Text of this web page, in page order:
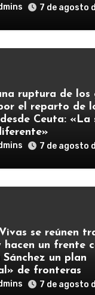
7 de agosto
ruptura de los
el reparto de
Ceuta: «La
7 de agosto
se reúnen
hacen un frente
un plan
de fronteras
7 de agosto